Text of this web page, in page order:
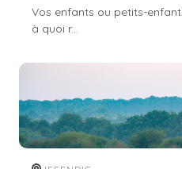
Vos enfants ou petits-
à quoi r...